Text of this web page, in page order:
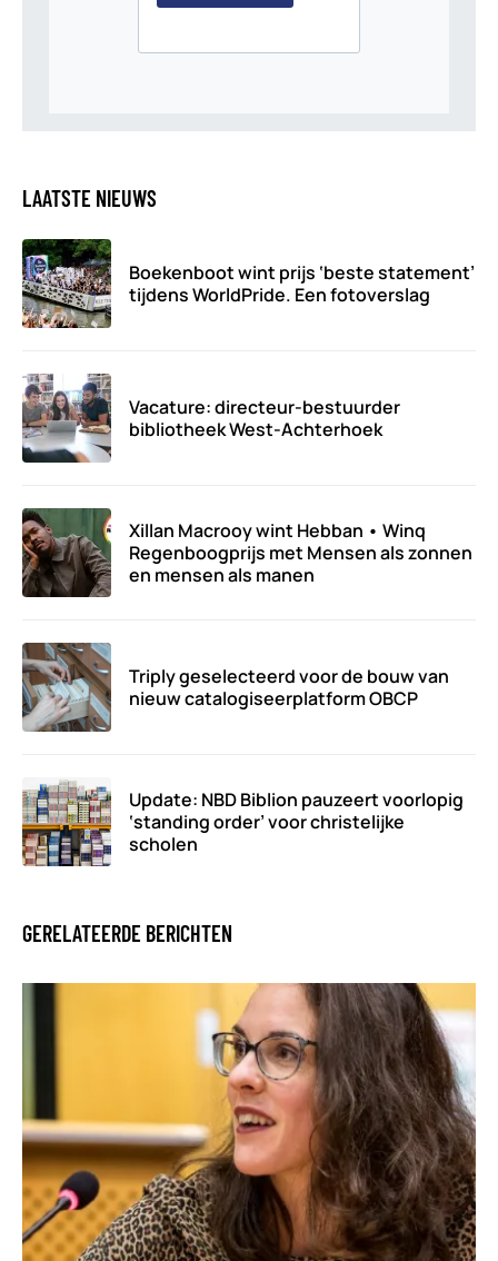
LAATSTE NIEUWS
Boekenboot wint prijs ‘beste statement’
tijdens WorldPride. Een fotoverslag
Vacature: directeur-bestuurder
bibliotheek West-Achterhoek
Xillan Macrooy wint Hebban • Winq
Regenboogprijs met Mensen als zonnen
en mensen als manen
Triply geselecteerd voor de bouw van
nieuw catalogiseerplatform OBCP
Update: NBD Biblion pauzeert voorlopig
‘standing order’ voor christelijke
scholen
GERELATEERDE BERICHTEN